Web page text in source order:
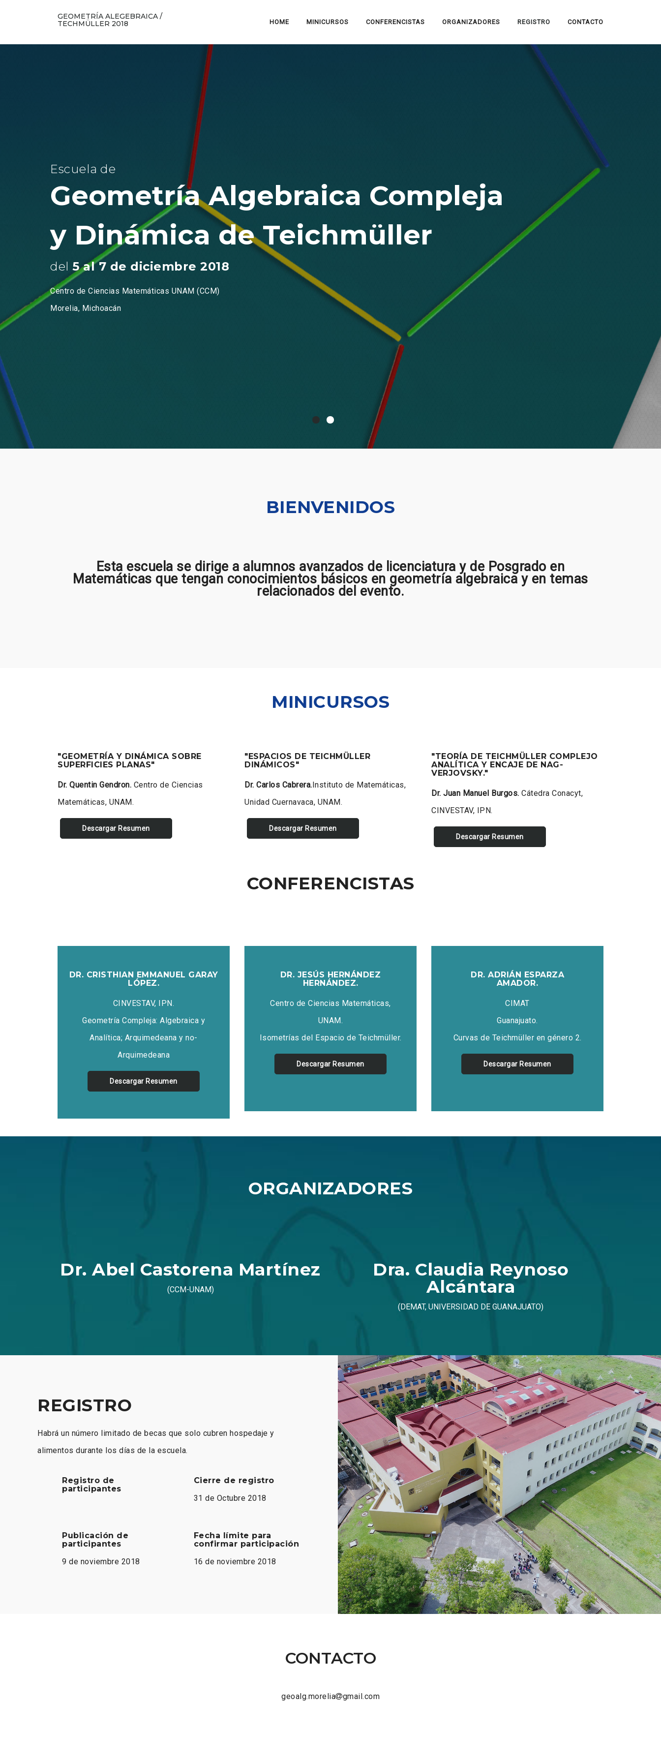
GEOMETRÍA ALEGEBRAICA /
TECHMÜLLER 2018
HOME MINICURSOS CONFERENCISTAS ORGANIZADORES REGISTRO CONTACTO
Escuela de
Geometría Algebraica Compleja
y Dinámica de Teichmüller
del 5 al 7 de diciembre 2018
Centro de Ciencias Matemáticas UNAM (CCM)
Morelia, Michoacán
BIENVENIDOS
Esta escuela se dirige a alumnos avanzados de licenciatura y de Posgrado en
Matemáticas que tengan conocimientos básicos en geometría algebraica y en temas
relacionados del evento.
MINICURSOS
"GEOMETRÍA Y DINÁMICA SOBRE
SUPERFICIES PLANAS"
Dr. Quentin Gendron. Centro de Ciencias
Matemáticas, UNAM.
Descargar Resumen
"ESPACIOS DE TEICHMÜLLER
DINÁMICOS"
Dr. Carlos Cabrera.Instituto de Matemáticas,
Unidad Cuernavaca, UNAM.
Descargar Resumen
"TEORÍA DE TEICHMÜLLER COMPLEJO
ANALÍTICA Y ENCAJE DE NAG-
VERJOVSKY."
Dr. Juan Manuel Burgos. Cátedra Conacyt,
CINVESTAV, IPN.
Descargar Resumen
CONFERENCISTAS
DR. CRISTHIAN EMMANUEL GARAY
LÓPEZ.
CINVESTAV, IPN.
Geometría Compleja: Algebraica y
Analítica; Arquimedeana y no-
Arquimedeana
Descargar Resumen
DR. JESÚS HERNÁNDEZ
HERNÁNDEZ.
Centro de Ciencias Matemáticas,
UNAM.
Isometrías del Espacio de Teichmüller.
Descargar Resumen
DR. ADRIÁN ESPARZA
AMADOR.
CIMAT
Guanajuato.
Curvas de Teichmüller en género 2.
Descargar Resumen
ORGANIZADORES
Dr. Abel Castorena Martínez
(CCM-UNAM)
Dra. Claudia Reynoso
Alcántara
(DEMAT, UNIVERSIDAD DE GUANAJUATO)
REGISTRO
Habrá un número limitado de becas que solo cubren hospedaje y
alimentos durante los días de la escuela.
Registro de
participantes
Cierre de registro
31 de Octubre 2018
Publicación de
participantes
9 de noviembre 2018
Fecha límite para
confirmar participación
16 de noviembre 2018
CONTACTO
geoalg.morelia gmail.com